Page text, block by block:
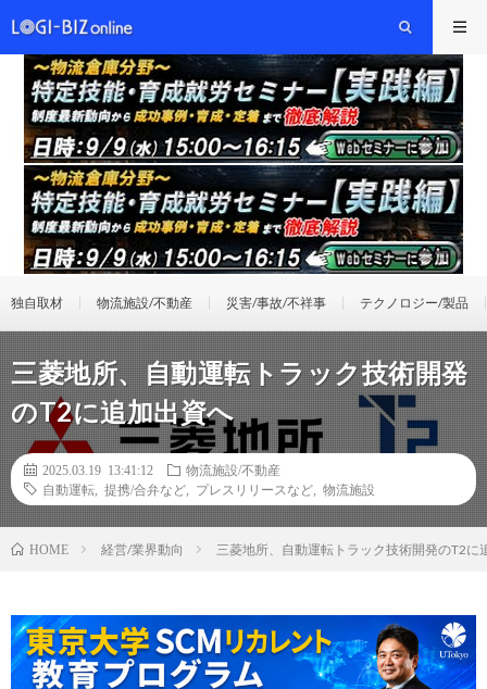
独自取材 物流施設/不動産 災害/事故/不祥事 テクノロジー/製品
三菱地所、自動運転トラック技術開発
のT2に追加出資へ
2025.03.19 13:41:12
物流施設/不動産
自動運転
提携/合弁など プレスリリースなど 物流施設
HOME 経営/業界動向 三菱地所、自動運転トラック技術開発のT2に